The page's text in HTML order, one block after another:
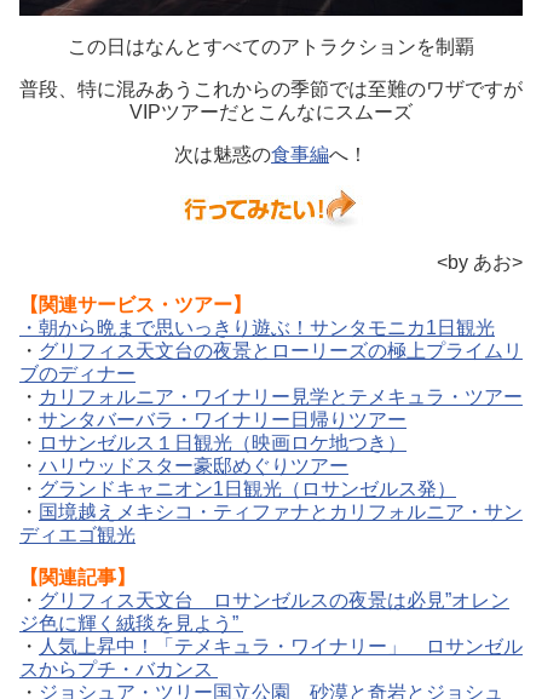
この日はなんとすべてのアトラクションを制覇
普段、特に混みあうこれからの季節では至難のワザですが
VIPツアーだとこんなにスムーズ
次は魅惑の食事編へ！
<by あお>
【関連サービス・ツアー】
・朝から晩まで思いっきり遊ぶ！サンタモニカ1日観光
・ グリフィス天文台の夜景とローリーズの極上プライムリ
ブのディナー
・ カリフォルニア・ワイナリー見学とテメキュラ・ツアー
・ サンタバーバラ・ワイナリー日帰りツアー
・ ロサンゼルス１日観光（映画ロケ地つき）
・ ハリウッドスター豪邸めぐりツアー
・ グランドキャニオン1日観光（ロサンゼルス発）
・ 国境越えメキシコ・ティファナとカリフォルニア・サン
ディエゴ観光
【関連記事】
・ グリフィス天文台 ロサンゼルスの夜景は必見”オレン
ジ色に輝く絨毯を見よう”
・ 人気上昇中！「テメキュラ・ワイナリー」 ロサンゼル
スからプチ・バカンス
・ ジョシュア・ツリー国立公園 砂漠と奇岩とジョシュ